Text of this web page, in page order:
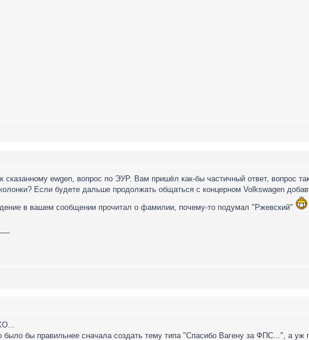
сказанному ewgen, вопрос по ЭУР. Вам пришёл как-бы частичный ответ, вопрос
Если будете дальше продолжать общаться с концерном Volkswagen
в вашем сообщении прочитал о фамилии, почему-то подумал "Ржевский"
было бы правильнее сначала создать тему типа "Спасибо Вагену за ФПС...", а уж